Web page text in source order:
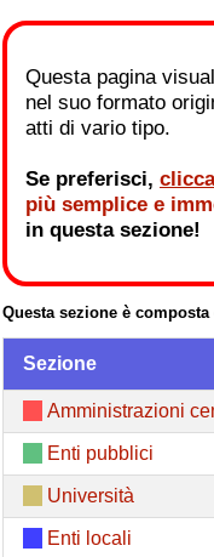
Questa pagina
nel suo formato
atti di vario tipo.
Se preferisci,
più semplice e
in questa sezione!
Questa sezione è
Sezione
Amministrazioni
Enti pubblici
Università
Enti locali